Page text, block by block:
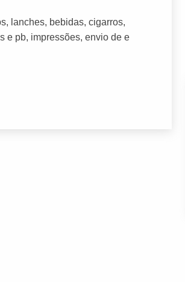
lanches, bebidas, cigarros,
e pb, impressões, envio de e